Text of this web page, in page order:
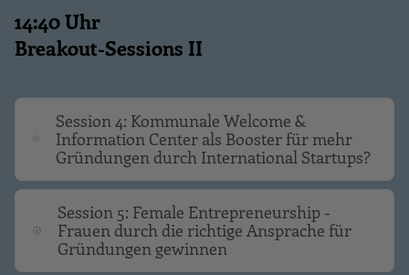
14:40 Uhr
Breakout-Sessions II
Session 4: Kommunale Welcome &
Information Center als Booster für mehr
Gründungen durch International Startups?
Session 5: Female Entrepreneurship -
Frauen durch die richtige Ansprache für
Gründungen gewinnen